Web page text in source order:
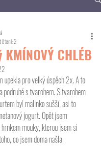
CHLÉB
čtení: 2
upekla pro velký úspěch 2x. A to
podruhé s tvarohem. S tvarohem
byl malinko sušší, asi to
jogurt. Opět jsem
mouky, kterou jsem si
co jsem doma našla.